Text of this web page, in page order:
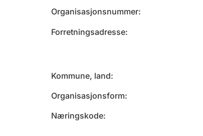
Organisasjonsnummer
Forretningsadresse
Kommune, land
Organisasjonsform
Næringskode